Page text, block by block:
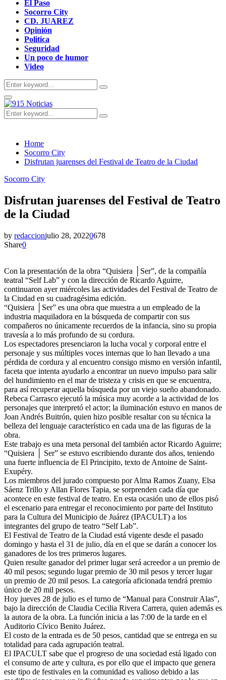
El Paso
Socorro City
CD. JUAREZ
Opinión
Politica
Seguridad
Un poco de humor
Video
Search
for:
Search
Primary
Menu
Search
for:
Search
Home
Socorro City
Disfrutan juarenses del Festival de Teatro de la Ciudad
Socorro City
Disfrutan juarenses del Festival de Teatro
de la Ciudad
by redaccionjulio 28, 20220678
Share0
Con la presentación de la obra “Quisiera │Ser”, de la compañía
teatral “Self Lab” y con la dirección de Ricardo Aguirre,
continuaron ayer miércoles las actividades del Festival de Teatro de
la Ciudad en su cuadragésima edición.
“Quisiera │Ser” es una obra que muestra a un empleado de la
industria maquiladora en la búsqueda de compartir con sus
compañeros no únicamente recuerdos de la infancia, sino su propia
travesía a lo más profundo de su cordura.
Los espectadores presenciaron la lucha vocal y corporal entre el
personaje y sus múltiples voces internas que lo han llevado a una
pérdida de cordura y al encuentro consigo mismo en versión infantil,
faceta que intenta ayudarlo a encontrar un nuevo impulso para salir
del hundimiento en el mar de tristeza y crisis en que se encuentra,
para así recuperar aquella búsqueda por un viejo sueño abandonado.
Rebeca Carrasco ejecutó la música muy acorde a la actividad de los
personajes que interpretó el actor; la iluminación estuvo en manos de
Joan Andrés Buitrón, quien hizo posible resaltar con su técnica la
belleza del lenguaje característico en cada una de las figuras de la
obra.
Este trabajo es una meta personal del también actor Ricardo Aguirre;
“Quisiera │ Ser” se estuvo escribiendo durante dos años, teniendo
una fuerte influencia de El Principito, texto de Antoine de Saint-
Exupéry.
Los miembros del jurado compuesto por Alma Ramos Zuany, Elsa
Sáenz Trillo y Allan Flores Tapia, se sorprenden cada día que
acontece en este festival de teatro. En esta ocasión uno de ellos pisó
el escenario para entregar el reconocimiento por parte del Instituto
para la Cultura del Municipio de Juárez (IPACULT) a los
integrantes del grupo de teatro “Self Lab”.
El Festival de Teatro de la Ciudad está vigente desde el pasado
domingo y hasta el 31 de julio, día en el que se darán a conocer los
ganadores de los tres primeros lugares.
Quien resulte ganador del primer lugar será acreedor a un premio de
40 mil pesos; segundo lugar premio de 30 mil pesos y tercer lugar
un premio de 20 mil pesos. La categoría aficionada tendrá premio
único de 20 mil pesos.
Hoy jueves 28 de julio es el turno de “Manual para Construir Alas”,
bajo la dirección de Claudia Cecilia Rivera Carrera, quien además es
la autora de la obra. La función inicia a las 7:00 de la tarde en el
Auditorio Cívico Benito Juárez.
El costo de la entrada es de 50 pesos, cantidad que se entrega en su
totalidad para cada agrupación teatral.
El IPACULT sabe que el progreso de una sociedad está ligado con
el consumo de arte y cultura, es por ello que el impacto que genera
este tipo de festivales en la comunidad es valioso debido a las